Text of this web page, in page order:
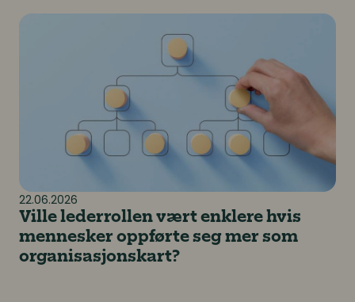
22.06.2026
Ville lederrollen vært enklere hvis
mennesker oppførte seg mer som
organisasjonskart?
Ville lederrollen vært enklere hvis mennesker